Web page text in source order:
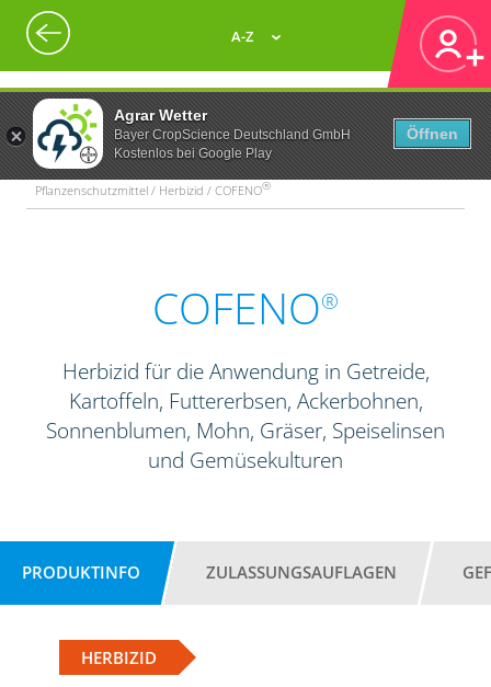
Agrar Wetter
Bayer CropScience Deutschland GmbH
Kostenlos bei Google Play
Öffnen
A-Z
Pflanzenschutzmittel / Herbizid / COFENO®
COFENO®
Herbizid für die Anwendung in Getreide,
Kartoffeln, Futtererbsen, Ackerbohnen,
Sonnenblumen, Mohn, Gräser, Speiselinsen
und Gemüsekulturen
PRODUKTINFO ZULASSUNGSAUFLAGEN
HERBIZID